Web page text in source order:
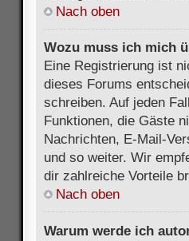
Nach oben
Wozu muss ich mich
Eine Registrierung ist
dieses Forums
schreiben. Auf jeden
Funktionen, die Gäste
Nachrichten, E-Mail-
und so weiter. Wir
dir zahlreiche Vorteile
Nach oben
Warum werde ich